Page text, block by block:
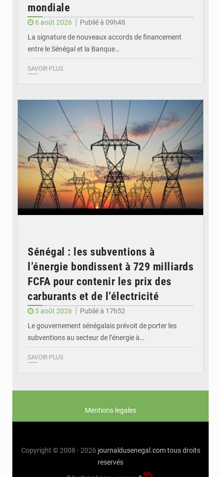
mondiale
6 août 2026
Publié à 09h48
La signature de nouveaux accords de financement
entre le Sénégal et la Banque…
SAVOIR PLUS
Sénégal : les subventions à
l’énergie bondissent à 729 milliards
FCFA pour contenir les prix des
carburants et de l’électricité
5 août 2026
Publié à 17h52
Le gouvernement sénégalais prévoit de porter les
subventions au secteur de l’énergie à…
SAVOIR PLUS
Mentions legales
Copyright © 2008 - 2026 journaldusenegal.com tous droits
reservés